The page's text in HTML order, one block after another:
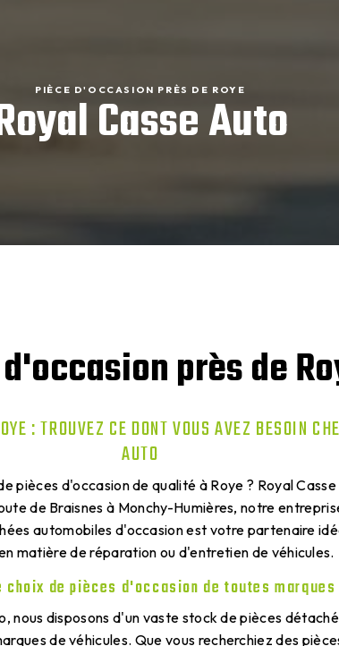
PIÈCE D'OCCASION PRÈS DE ROYE
Casse Auto
près de
: TROUVEZ CE DONT VOUS AVEZ BESOIN
AUTO
pièces d'occasion de qualité à Roye ? Royal
de Braisnes à Monchy-Humières, notre
automobiles d'occasion est votre partenaire
matière de réparation ou d'entretien de véhicules.
choix de pièces d'occasion de toutes marques
nous disposons d'un vaste stock de pièces
de véhicules. Que vous recherchiez des